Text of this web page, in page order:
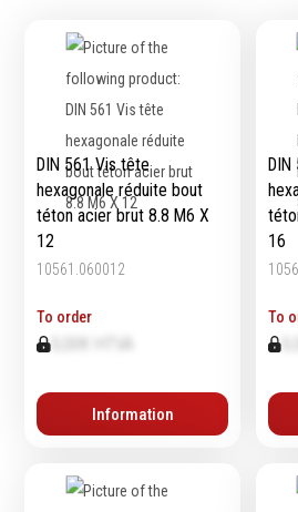
Echelles & Escabeaux
Graissage & huilage
DIN 561 Vis tête
hexagonale réduite bout
téton acier brut 8.8 M6 X
12
10561.060012
To order
0,00€ HTVA
Information
16
To